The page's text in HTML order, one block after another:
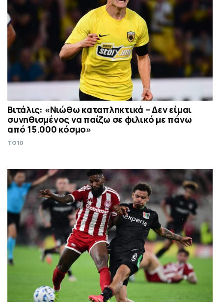
Βιτάλις: «Νιώθω καταπληκτικά – Δεν είμαι
συνηθισμένος να παίζω σε φιλικό με πάνω
από 15.000 κόσμο»
TO10